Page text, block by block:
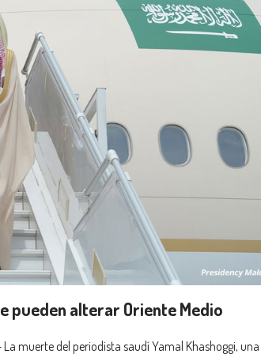
pueden alterar Oriente Medio
muerte del periodista saudí Yamal Khashoggi, una